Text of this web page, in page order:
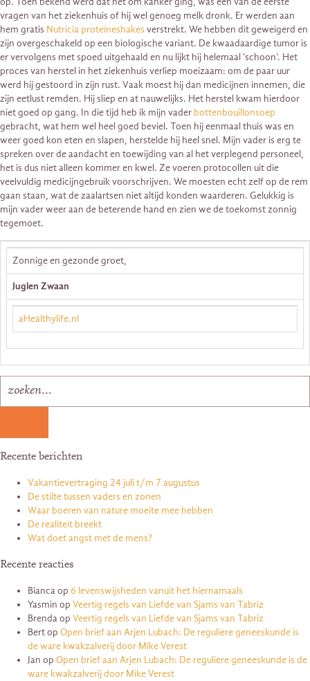
vragen van het ziekenhuis of hij wel genoeg melk dronk. Er werden aan
hem gratis Nutricia proteïneshakes verstrekt. We hebben dit geweigerd en
zijn overgeschakeld op een biologische variant. De kwaadaardige tumor is
er vervolgens met spoed uitgehaald en nu lijkt hij helemaal ‘schoon’. Het
proces van herstel in het ziekenhuis verliep moeizaam: om de paar uur
werd hij gestoord in zijn rust. Vaak moest hij dan medicijnen innemen, die
zijn eetlust remden. Hij sliep en at nauwelijks. Het herstel kwam hierdoor
niet goed op gang. In die tijd heb ik mijn vader bottenbouillonsoep
gebracht, wat hem wel heel goed beviel. Toen hij eenmaal thuis was en
weer goed kon eten en slapen, herstelde hij heel snel. Mijn vader is erg te
spreken over de aandacht en toewijding van al het verplegend personeel,
het is dus niet alleen kommer en kwel. Ze voeren protocollen uit die
veelvuldig medicijngebruik voorschrijven. We moesten echt zelf op de rem
gaan staan, wat de zaalartsen niet altijd konden waarderen. Gelukkig is
mijn vader weer aan de beterende hand en zien we de toekomst zonnig
tegemoet.
Zonnige en gezonde groet,
Juglen Zwaan
aHealthylife.nl
Recente berichten
Vakantievertraging 24 juli t/m 7 augustus
De stilte tussen vaders en zonen
Waar boeren van nature moeite mee hebben
De realiteit breekt
Wat doet angst met de mens?
Recente reacties
Biancaop 6 levenswijsheden vanuit het hiernamaals
Yasmin op Veertig regels van Liefde van Sjams van Tabriz
Brendaop Veertig regels van Liefde van Sjams van Tabriz
Bertop Open brief aan Arjen Lubach: De reguliere geneeskunde is
de ware kwakzalverij door Mike Verest
Jan op Open brief aan Arjen Lubach: De reguliere geneeskunde is de
ware kwakzalverij door Mike Verest